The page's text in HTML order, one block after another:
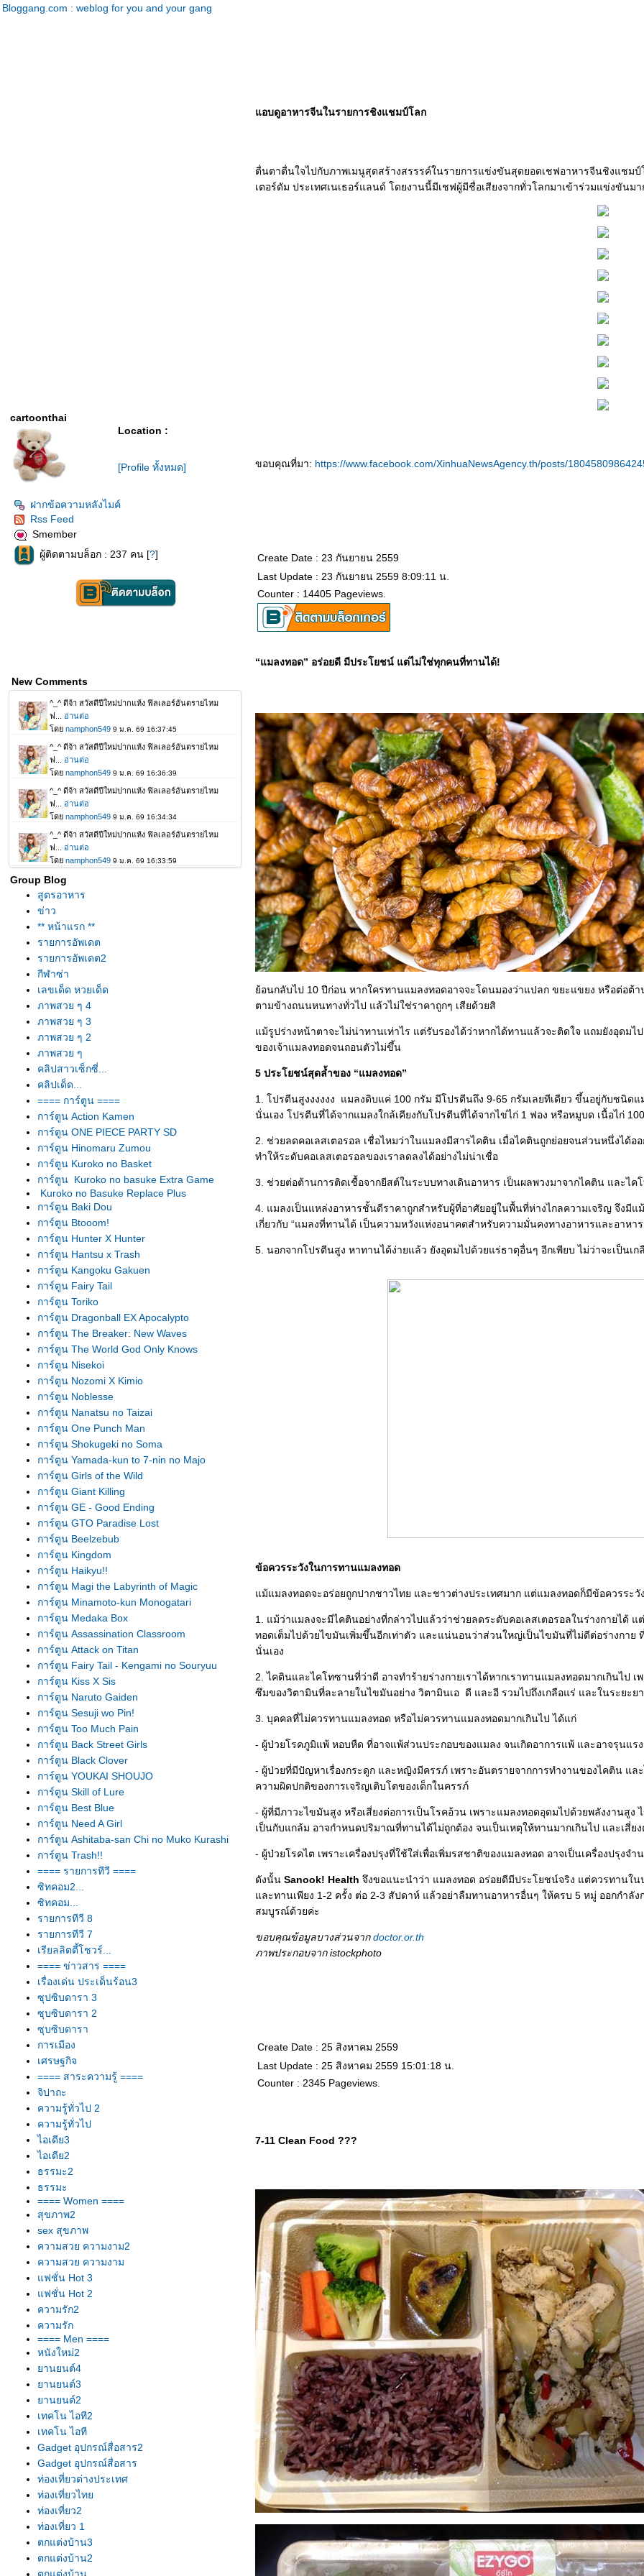
Bloggang.com : weblog for you and your gang
cartoonthai
Location :
[Profile ทั้งหมด]
ฝากข้อความหลังไมค์
Rss Feed
Smember
ผู้ติดตามบล็อก : 237 คน [?]
New Comments
Group Blog
สูตรอาหาร
ข่าว
** หน้าแรก **
รายการอัพเดต
รายการอัพเดต2
กีฬาซ่า
เลขเด็ด หวยเด็ด
ภาพสวย ๆ 4
ภาพสวย ๆ 3
ภาพสวย ๆ 2
ภาพสวย ๆ
คลิปสาวเซ็กซี่...
คลิปเด็ด...
==== การ์ตูน ====
การ์ตูน Action Kamen
การ์ตูน ONE PIECE PARTY SD
การ์ตูน Hinomaru Zumou
การ์ตูน Kuroko no Basket
การ์ตูน Kuroko no basuke Extra Game
Kuroko no Basuke Replace Plus
การ์ตูน Baki Dou
การ์ตูน Btooom!
การ์ตูน Hunter X Hunter
การ์ตูน Hantsu x Trash
การ์ตูน Kangoku Gakuen
การ์ตูน Fairy Tail
การ์ตูน Toriko
การ์ตูน Dragonball EX Apocalypto
การ์ตูน The Breaker: New Waves
การ์ตูน The World God Only Knows
การ์ตูน Nisekoi
การ์ตูน Nozomi X Kimio
การ์ตูน Noblesse
การ์ตูน Nanatsu no Taizai
การ์ตูน One Punch Man
การ์ตูน Shokugeki no Soma
การ์ตูน Yamada-kun to 7-nin no Majo
การ์ตูน Girls of the Wild
การ์ตูน Giant Killing
การ์ตูน GE - Good Ending
การ์ตูน GTO Paradise Lost
การ์ตูน Beelzebub
การ์ตูน Kingdom
การ์ตูน Haikyu!!
การ์ตูน Magi the Labyrinth of Magic
การ์ตูน Minamoto-kun Monogatari
การ์ตูน Medaka Box
การ์ตูน Assassination Classroom
การ์ตูน Attack on Titan
การ์ตูน Fairy Tail - Kengami no Souryuu
การ์ตูน Kiss X Sis
การ์ตูน Naruto Gaiden
การ์ตูน Sesuji wo Pin!
การ์ตูน Too Much Pain
การ์ตูน Back Street Girls
การ์ตูน Black Clover
การ์ตูน YOUKAI SHOUJO
การ์ตูน Skill of Lure
การ์ตูน Best Blue
การ์ตูน Need A Girl
การ์ตูน Ashitaba-san Chi no Muko Kurashi
การ์ตูน Trash!!
==== รายการทีวี ====
ซิทคอม2...
ซิทคอม...
รายการทีวี 8
รายการทีวี 7
เรียลลิตตี้โชวร์...
==== ข่าวสาร ====
เรื่องเด่น ประเด็นร้อน3
ซุปซิบดารา 3
ซุบซิบดารา 2
ซุบซิบดารา
การเมือง
เศรษฐกิจ
==== สาระความรู้ ====
จิปาถะ
ความรู้ทั่วไป 2
ความรู้ทั่วไป
ไอเดีย3
ไอเดีย2
ธรรมะ2
ธรรมะ
==== Women ====
สุขภาพ2
sex สุขภาพ
ความสวย ความงาม2
ความสวย ความงาม
ฟชั่น Hot 3
ฟชั่น Hot 2
ความรัก2
ความรัก
==== Men ====
หนังใหม่2
านยนต์4
านยนต์3
านยนต์2
เทคโน ไอที2
เทคโน ไอที
Gadget อุปกรณ์สื่อสาร2
Gadget อุปกรณ์สื่อสาร
ท่องเที่ยวต่างประเทศ
ท่องเที่ยวไท
ท่องเที่ยว2
ท่องเที่ยว 1
ตกแต่งบ้าน3
ตกแต่งบ้าน2
อบดูอาหารจีนในรายการชิงแชมป์โลก
ตื่นตาตื่นใจไปกับภาพเมนูสุดสร้างสรรรค์ในรายการแข่งขันสุดยอดเชฟอาหารจีนชิงแชม
เตอร์ดัม ประเทศเนเธอร์แลนด์ โดยงานนี้มีเชฟผู้มีชื่อเสียงจากทั่วโลกมาเข้าร่วมแข่งขันม
ขอบคุณที่มา: https://www.facebook.com/XinhuaNewsAgency.th/posts/
Create Date : 23 กันยายน 2559
Last Update : 23 กันยายน 2559 8:09:11 น.
Counter : 14405 Pageviews.
“แมลงทอด” อร่อยดี มีประโยชน์ แต่ไม่ใช่ทุกคนที่ทานได้!
อนกลับไป 10 ปีก่อน หากใครทานแมลงทอดอาจจะโดนมองว่าแปลก ขยะแขยง หรือต่อต้
ตามข้างถนนหนทางทั่วไป แล้วไม่ใช่ราคาถูกๆ เสียด้วยสิ
ม้รูปร่างหน้าตาจะไม่น่าทานเท่าไร แต่รับรองได้ว่าหากได้ทานแล้วจะติดใจ แถมยังอุดม
ของเจ้าแมลงทอดจนถอนตัวไม่ขึ้น
5 ประโยชน์สุดล้ำของ “แมลงทอด”
1. โปรตีนสูงงงงงง แมลงดิบแค่ 100 กรัม มีโปรตีนถึง 9-65 กรัมเลยทีเดียว ขึ้นอยู่กับช
นั่นเอง โปรตีนที่ได้จากแมลงใกล้เคียงกับโปรตีนที่ได้จากไข่ไก่ 1 ฟอง หรือหมูบด เนื้อไก่
2. ช่วยลดคอเลสเตอรอล เชื่อไหมว่าในแมลงมีสารไคติน เมื่อไคตินถูกย่อยจนส่วนหนึ่งไ
ทำให้ระดับคอเลสเตอรอลของเราลดลงได้อย่างไม่น่าเชื่อ
3. ช่วยต่อต้านการติดเชื้อจากยีสต์ในระบบทางเดินอาหาร เป็นผลพวงมาจากไคติน และไค
4. แมลงเป็นแหล่งอาหารชั้นดีราคาถูกสำหรับผู้ที่อาศัยอยู่ในพื้นที่ห่างไกลความเจริญ จึงมี
เกี่ยวกับ “แมลงที่ทานได้ เป็นความหวังแห่งอนาคตสำหรับความมั่นคงทางอาหารและอาหาร
5. นอกจากโปรตีนสูง หาทานได้ง่ายแล้ว ยังอุดมไปด้วยแร่ธาตุอื่นๆ อีกเพียบ ไม่ว่าจะเป็น
ข้อควรระวังในการทานแมลงทอด
ม้แมลงทอดจะอร่อยถูกปากชาวไทย และชาวต่างประเทศมาก แต่แมลงทอดก็มีข้อควรระวั
1. แม้ว่าแมลงจะมีไคตินอย่างที่กล่าวไปแล้วว่าช่วยลดระดับคอเลสเตอรอลในร่างกายได้
ทอดเต็มไปด้วยไขมันเพิ่มขึ้นอีกเท่าตัว และแน่นอนว่าส่วนใหญ่เป็นไขมันที่ไม่ดีต่อร่างก
นั่นเอง
2. ไคตินและไคโทซานที่ว่าดี อาจทำร้ายร่างกายเราได้หากเราทานแมลงทอดมากเกินไป
ซึมของวิตามินที่ละลายในไขมันอย่าง วิตามินเอ ดี และอี รวมไปถึงเกลือแร่ และในระยะ
3. บุคคลที่ไม่ควรทานแมลงทอด หรือไม่ควรทานแมลงทอดมากเกินไป ได้แก่
- ผู้ป่วยโรคภูมิแพ้ หอบหืด ที่อาจแพ้ส่วนประกอบของแมลง จนเกิดอาการแพ้ และอาจรุนแร
- ผู้ป่วยที่มีปัญหาเรื่องกระดูก และหญิงมีครรภ์ เพราะอันตรายจากการทำงานของไคติน แ
ความผิดปกติของการเจริญเติบโตของเด็กในครรภ์
- ผู้ที่มีภาวะไขมันสูง หรือเสี่ยงต่อการเป็นโรคอ้วน เพราะแมลงทอดอุดมไปด้วยพลังงาน
เป็นกับแกล้ม อาจกำหนดปริมาณที่ทานได้ไม่ถูกต้อง จนเป็นเหตุให้ทานมากเกินไป และเสี่ย
- ผู้ป่วยโรคไต เพราะเครื่องปรุงที่ใช้ใส่เพื่อเพิ่มรสชาติของแมลงทอด อาจเป็นเครื่องปรุงจ
ดังนั้น Sanook! Health จึงขอแนะนำว่า แมลงทอด อร่อยดีมีประโยชน์จริง แต่ควรทานใ
ละทานเพียง 1-2 ครั้ง ต่อ 2-3 สัปดาห์ แล้วอย่าลืมทานอาหารอื่นๆ ให้ครบ 5 หมู่ ออกกำลัง
สมบูรณ์ด้วยค่ะ
ขอบคุณข้อมูลบางส่วนจากdoctor.or.th
ภาพประกอบจาก istockphoto
Create Date : 25 สิงหาคม 2559
Last Update : 25 สิงหาคม 2559 15:01:18 น.
Counter : 2345 Pageviews.
7-11 Clean Food ???